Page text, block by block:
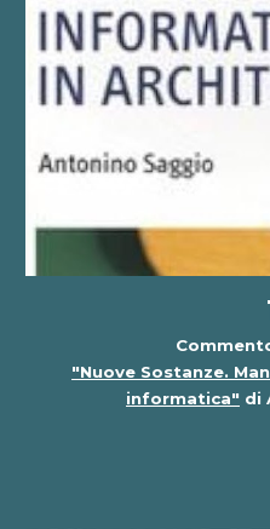
"Nuove Sostanze.
informatica" di